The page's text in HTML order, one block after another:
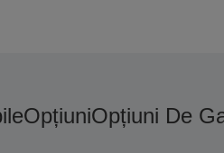
OpțiuniOpțiuni De